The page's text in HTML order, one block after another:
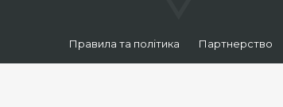
Правила та політика Партнерство